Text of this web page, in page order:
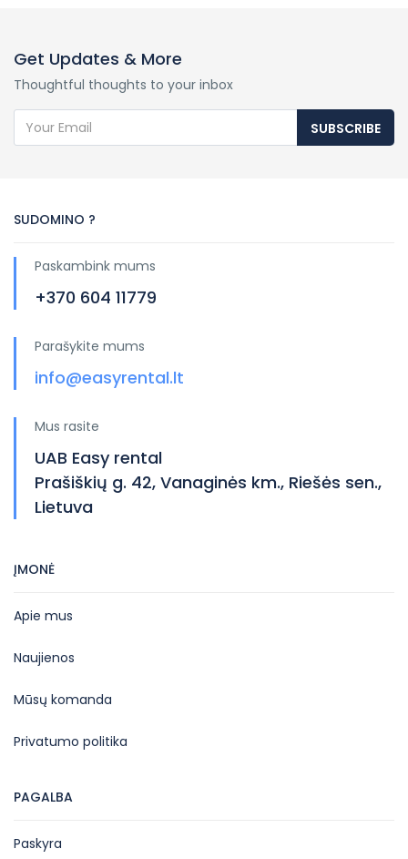
Get Updates & More
Thoughtful thoughts to your inbox
SUBSCRIBE
SUDOMINO ?
Paskambink mums
+370 604 11779
Parašykite mums
info@easyrental.lt
Mus rasite
UAB Easy rental
Prašiškių g. 42, Vanaginės km., Riešės sen.,
Lietuva
ĮMONĖ
Apie mus
Naujienos
Mūsų komanda
Privatumo politika
PAGALBA
Paskyra